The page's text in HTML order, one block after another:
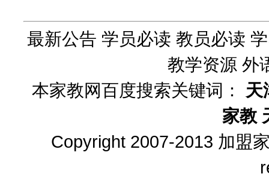
最新公告 学员必读 教员必读
教学资源 外
本家教网百度搜索关键词： 天
家教
Copyright 2007-2013 加盟